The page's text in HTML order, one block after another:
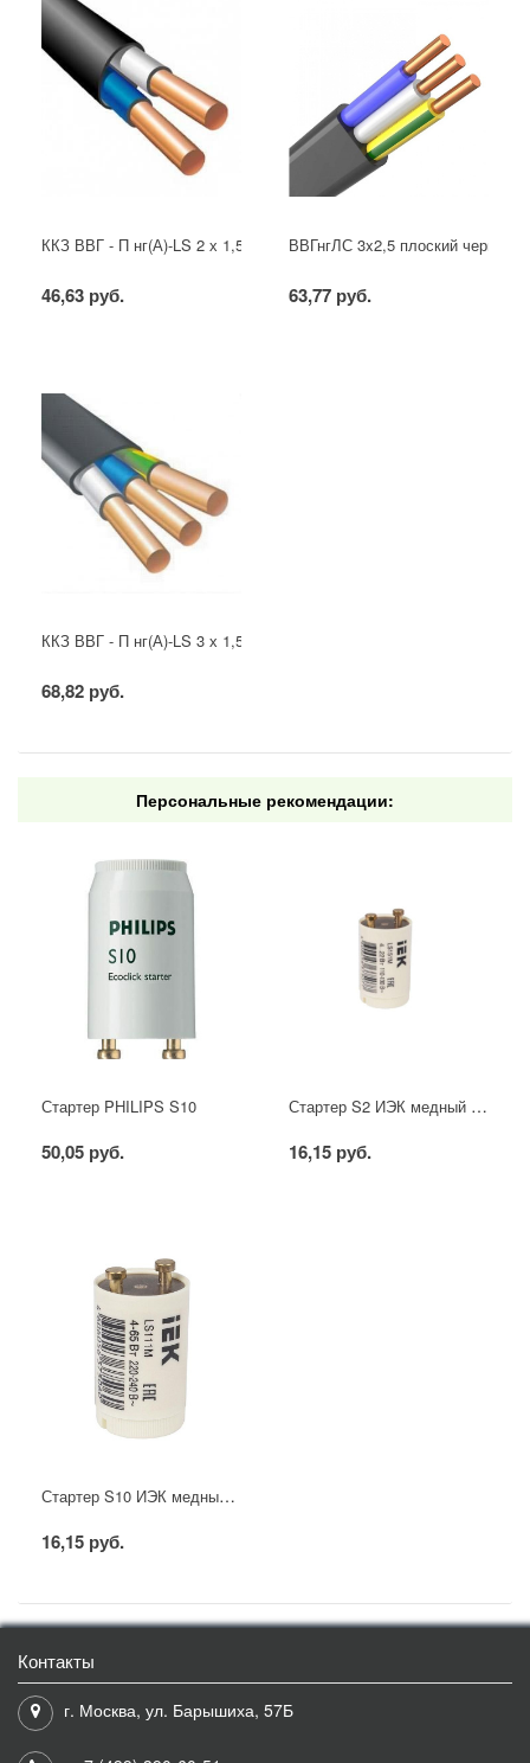
ККЗ ВВГ - П нг(А)-LS 2 х 1,5 ГОСТ
46,63 руб.
ВВГнгЛС 3x2,5 плоский черный
63,77 руб.
ККЗ ВВГ - П нг(А)-LS 3 х 1,5 ГОСТ
68,82 руб.
Персональные рекомендации:
Стартер PHILIPS S10
50,05 руб.
Стартер S2 ИЭК медный контакт
16,15 руб.
Стартер S10 ИЭК медный контакт
16,15 руб.
Контакты
г. Москва, ул. Барышиха, 57Б